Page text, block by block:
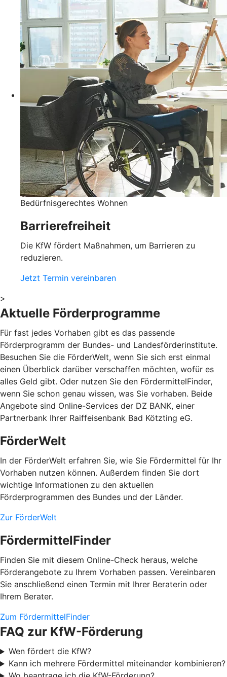
Bedürfnisgerechtes Wohnen
Barrierefreiheit
Die KfW fördert Maßnahmen, um Barrieren zu
reduzieren.
Jetzt Termin vereinbaren
>
Aktuelle Förderprogramme
Für fast jedes Vorhaben gibt es das passende
Förderprogramm der Bundes- und Landesförderinstitute.
Besuchen Sie die FörderWelt, wenn Sie sich erst einmal
einen Überblick darüber verschaffen möchten, wofür es
alles Geld gibt. Oder nutzen Sie den FördermittelFinder,
wenn Sie schon genau wissen, was Sie vorhaben. Beide
Angebote sind Online-Services der DZ BANK, einer
Partnerbank Ihrer Raiffeisenbank Bad Kötzting eG.
FörderWelt
In der FörderWelt erfahren Sie, wie Sie Fördermittel für Ihr
Vorhaben nutzen können. Außerdem finden Sie dort
wichtige Informationen zu den aktuellen
Förderprogrammen des Bundes und der Länder.
Zur FörderWelt
FördermittelFinder
Finden Sie mit diesem Online-Check heraus, welche
Förderangebote zu Ihrem Vorhaben passen. Vereinbaren
Sie anschließend einen Termin mit Ihrer Beraterin oder
Ihrem Berater.
Zum FördermittelFinder
FAQ zur KfW-Förderung
Wen fördert die KfW?
Kann ich mehrere Fördermittel miteinander kombinieren?